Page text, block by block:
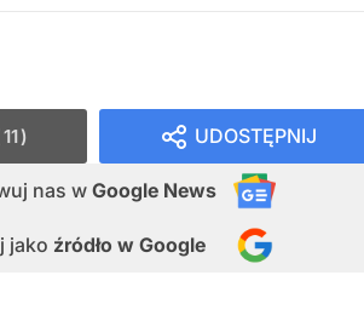
UDOSTĘPNIJ
nas w Google News
jako źródło w Google
11